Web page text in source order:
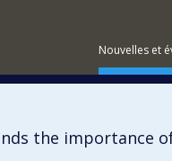
Nouvelles et
Comment
the importance